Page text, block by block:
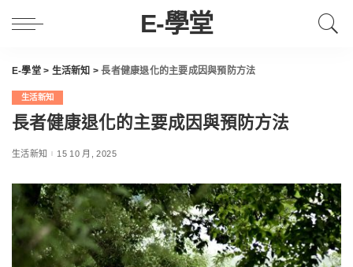
E-學堂
E-學堂> 生活新知 >長者健康退化的主要成因與預防方法
生活新知
長者健康退化的主要成因與預防方法
生活新知 15 10 月, 2025